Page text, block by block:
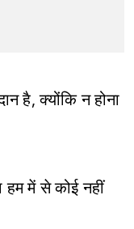
है, क्योंकि न होना
हम में से कोई नहीं